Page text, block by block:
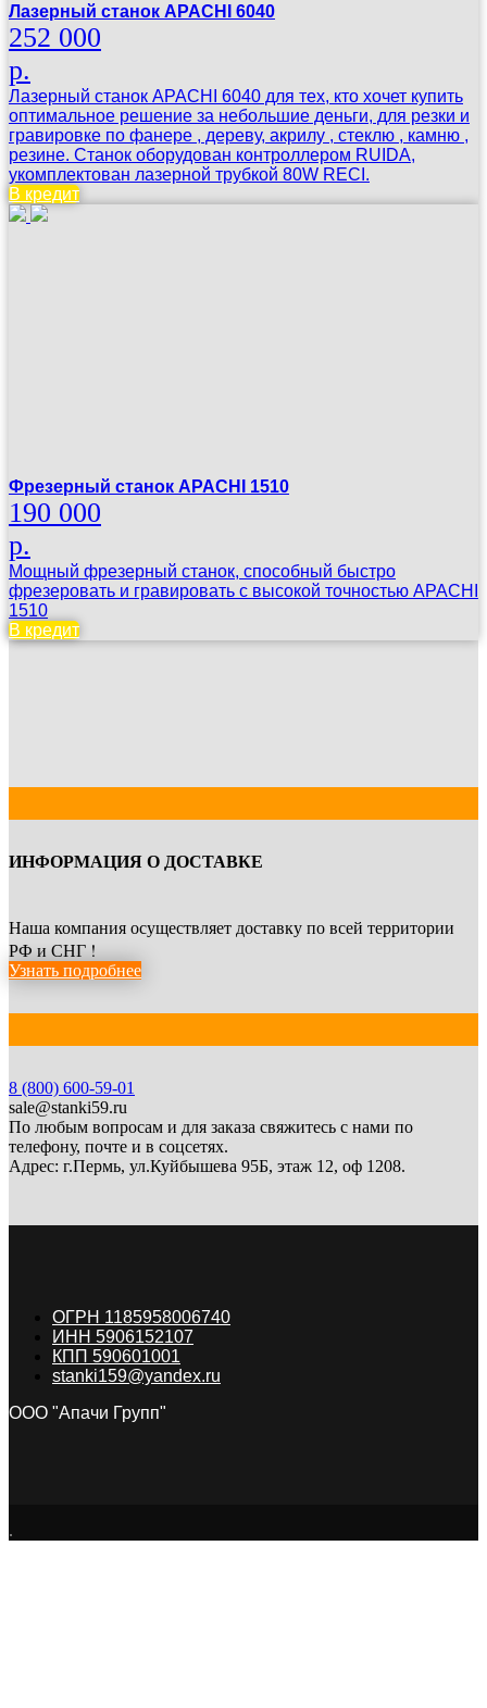
Лазерный станок APACHI 6040
252 000
р.
Лазерный станок APACHI 6040 для тех, кто хочет купить
оптимальное решение за небольшие деньги, для резки и
гравировке по фанере , дереву, акрилу , стеклю , камню ,
резине. Станок оборудован контроллером RUIDA,
укомплектован лазерной трубкой 80W RECI.
В кредит
Фрезерный станок APACHI 1510
190 000
р.
Мощный фрезерный станок, способный быстро
фрезеровать и гравировать с высокой точностью APACHI
1510
В кредит
ИНФОРМАЦИЯ О ДОСТАВКЕ
Наша компания осуществляет доставку по всей территории
РФ и СНГ !
Узнать подробнее
8 (800) 600-59-01
sale@stanki59.ru
По любым вопросам и для заказа свяжитесь с нами по
телефону, почте и в соцсетях.
Адрес: г.Пермь, ул.Куйбышева 95Б, этаж 12, оф 1208.
ОГРН 1185958006740
ИНН 5906152107
КПП 590601001
stanki159@yandex.ru
ООО "Апачи Групп"
.